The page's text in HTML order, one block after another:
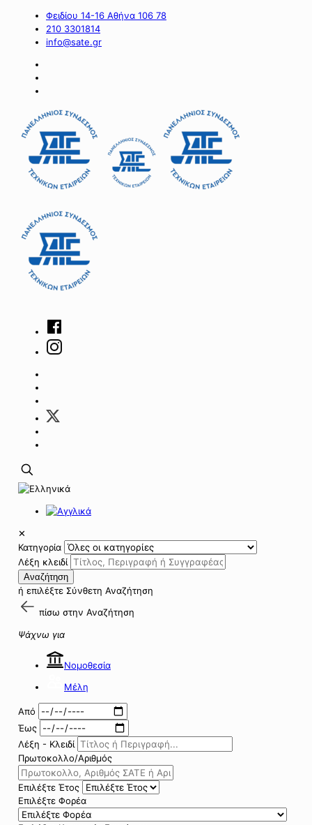
Φειδίου 14-16 Αθήνα 106 78
210 3301814
info@sate.gr
✕
Κατηγορία
Λέξη κλειδί
Αναζήτηση
ή επιλέξτε Σύνθετη Αναζήτηση
πίσω στην Αναζήτηση
Ψάχνω για
Νομοθεσία
Μέλη
Από
Έως
Λέξη - Κλειδί
Πρωτοκολλο/Αριθμός
Επιλέξτε Έτος
Επιλέξτε Φορέα